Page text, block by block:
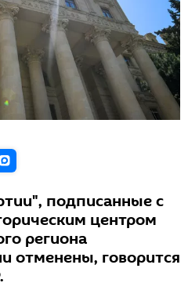
подписанные с
центром
региона
отменены, говорится